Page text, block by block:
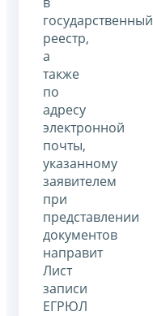
государственный
реестр,
а
также
по
адресу
электронной
почты,
указанному
заявителем
при
представлении
документов
направит
Лист
записи
ЕГРЮЛ